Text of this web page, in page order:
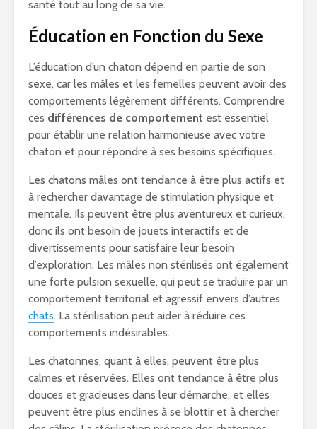
santé tout au long de sa vie.
Éducation en Fonction du Sexe
L’éducation d’un chaton dépend en partie de son
sexe, car les mâles et les femelles peuvent avoir des
comportements légèrement différents. Comprendre
ces différences de comportement est essentiel
pour établir une relation harmonieuse avec votre
chaton et pour répondre à ses besoins spécifiques.
Les chatons mâles ont tendance à être plus actifs et
à rechercher davantage de stimulation physique et
mentale. Ils peuvent être plus aventureux et curieux,
donc ils ont besoin de jouets interactifs et de
divertissements pour satisfaire leur besoin
d’exploration. Les mâles non stérilisés ont également
une forte pulsion sexuelle, qui peut se traduire par un
comportement territorial et agressif envers d’autres
chats. La stérilisation peut aider à réduire ces
comportements indésirables.
Les chatonnes, quant à elles, peuvent être plus
calmes et réservées. Elles ont tendance à être plus
douces et gracieuses dans leur démarche, et elles
peuvent être plus enclines à se blottir et à chercher